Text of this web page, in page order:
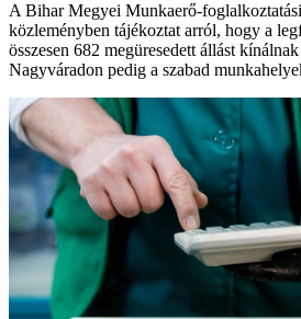
A Bihar Megyei Munkaerő-
közleményben tájékoztat arról, hogy a
összesen 682 megüresedett állást
Nagyváradon pedig a szabad